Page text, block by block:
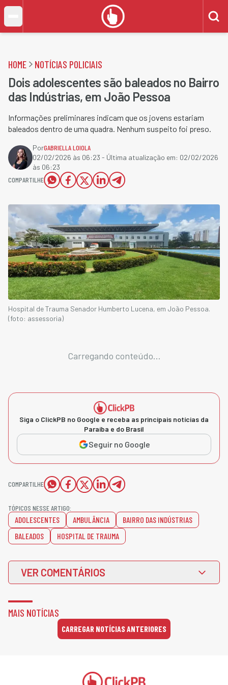
HOME NOTÍCIAS POLICIAIS
Dois adolescentes são baleados no Bairro
das Indústrias, em João Pessoa
Informações preliminares indicam que os jovens estariam
baleados dentro de uma quadra. Nenhum suspeito foi preso.
PorGABRIELLA LOIOLA
02/02/2026 às 06:23 - Última atualização em: 02/02/2026
às 06:23
COMPARTILHE
Hospital de Trauma Senador Humberto Lucena, em João Pessoa.
(foto: assessoria)
Carregando conteúdo...
Siga o ClickPB no Google e receba as principais notícias da
Paraíba e do Brasil
Seguir no Google
COMPARTILHE
TÓPICOS NESSE ARTIGO:
ADOLESCENTES AMBULÂNCIA
BAIRRO DAS INDÚSTRIAS
BALEADOS
HOSPITAL DE TRAUMA
VER COMENTÁRIOS
MAIS NOTÍCIAS
CARREGAR NOTÍCIAS ANTERIORES